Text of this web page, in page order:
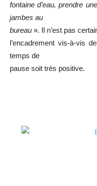
fontaine d’eau, prendre
jambes au
bureau ». Il n’est pas
l’encadrement vis-à-vis
temps de
pause soit très positive.